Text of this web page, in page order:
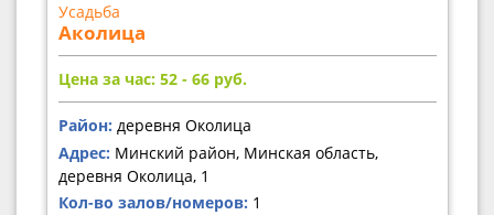
Усадьба
Аколица
Цена за час: 52 - 66 руб.
Район: деревня Околица
Адрес: Минский район, Минская область,
деревня Околица, 1
Кол-во залов/номеров: 1